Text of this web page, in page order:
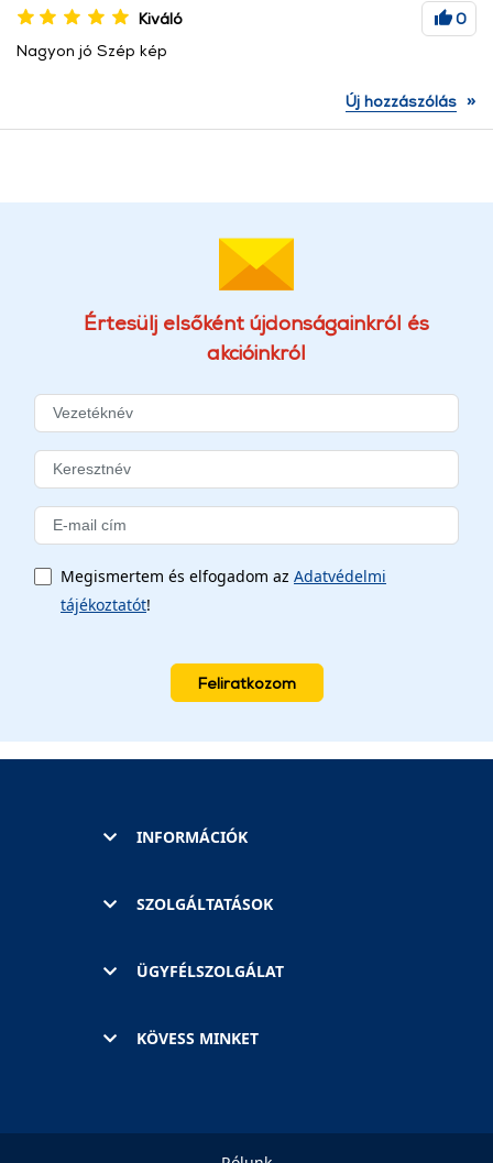
Kiváló
0
Nagyon jó Szép kép
Új hozzászólás »
Értesülj elsőként újdonságainkról és
akcióinkról
Megismertem és elfogadom az Adatvédelmi
tájékoztatót!
Feliratkozom
INFORMÁCIÓK
SZOLGÁLTATÁSOK
ÜGYFÉLSZOLGÁLAT
KÖVESS MINKET